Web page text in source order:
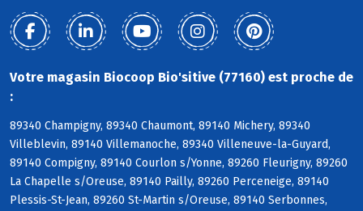
Votre magasin Biocoop Bio'sitive (77160) est proche de
:
89340 Champigny, 89340 Chaumont, 89140 Michery, 89340
Villeblevin, 89140 Villemanoche, 89340 Villeneuve-la-Guyard,
89140 Compigny, 89140 Courlon s/Yonne, 89260 Fleurigny, 89260
La Chapelle s/Oreuse, 89140 Pailly, 89260 Perceneige, 89140
Plessis-St-Jean, 89260 St-Martin s/Oreuse, 89140 Serbonnes,